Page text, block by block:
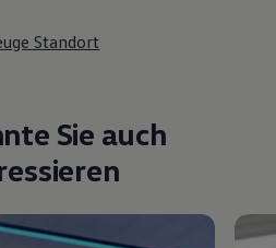
Standort
Sie auch